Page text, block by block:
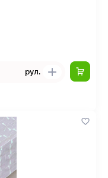
рул.